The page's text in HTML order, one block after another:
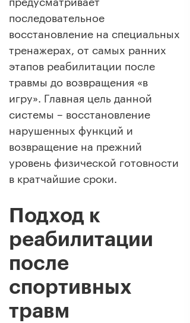
последовательное
восстановление на специальных
тренажерах, от самых ранних
этапов реабилитации после
травмы до возвращения «в
игру». Главная цель данной
системы – восстановление
нарушенных функций и
возвращение на прежний
уровень физической готовности
в кратчайшие сроки.
Подход к
реабилитации
после
спортивных
травм